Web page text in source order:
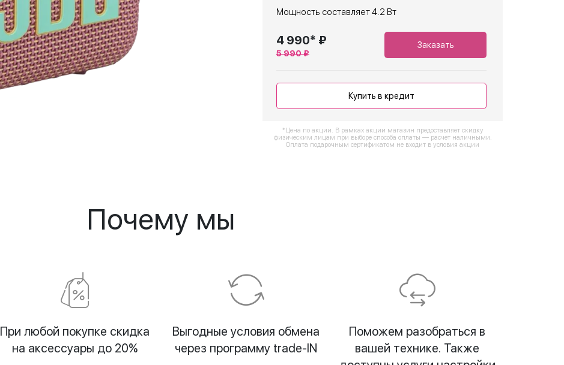
Мощность составляет 4.2 Вт
4 990* ₽
5 990 ₽
Заказать
Купить в кредит
*Цена по акции. В рамках акции магазин предоставляет скидку
физическим лицам при выборе способа оплаты — расчет наличными.
Оплата подарочным сертификатом не входит в условия акции
Почему мы
При любой покупке скидка
на аксессуары до 20%
Выгодные условия обмена
через программу trade-IN
Поможем разобраться в
вашей технике. Также